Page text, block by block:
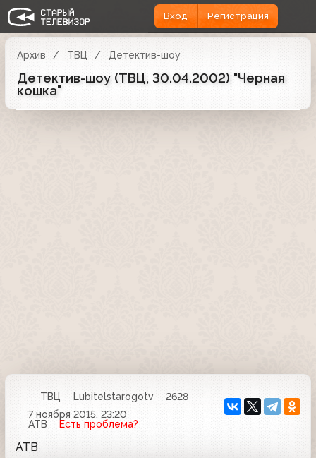
Вход Регистрация
Архив ТВЦ Детектив-шоу
Детектив-шоу (ТВЦ, 30.04.2002) "Черная
кошка"
ТВЦ Lubitelstarogotv
2628
7 ноября 2015, 23:20
АТВ
Есть проблема?
АТВ